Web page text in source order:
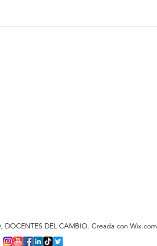
DOCENTES DEL CAMBIO. Creada con Wix.com